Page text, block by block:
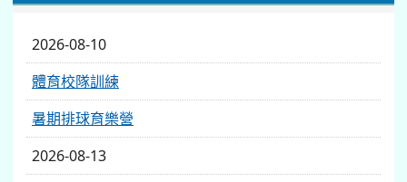
2026-08-10
體育校隊訓練
暑期排球育樂營
2026-08-13